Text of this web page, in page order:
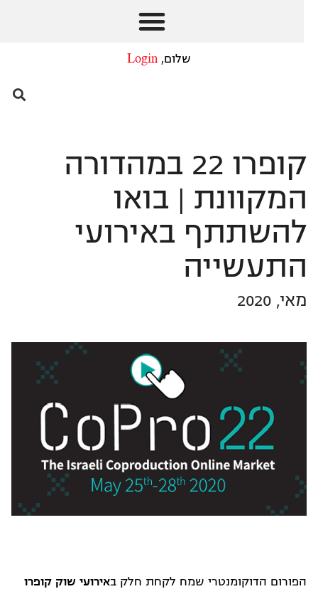
שלום,Login
קופרו 22 במהדורה
המקוונת | בואו
להשתתף באירועי
התעשייה
מאי, 2020
הפורום הדוקומנטרי שמח לקחת חלק באירועי שוק קופרו